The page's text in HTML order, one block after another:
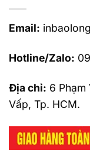
Email:
Hotline/Zalo:
Địa chỉ: 6 Phạm
Vấp, Tp. HCM.